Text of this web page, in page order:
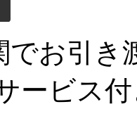
でお引き
ービス